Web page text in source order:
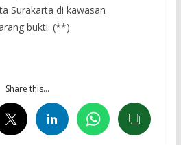
Surakarta di kawasan
bukti. (**)
Share this…